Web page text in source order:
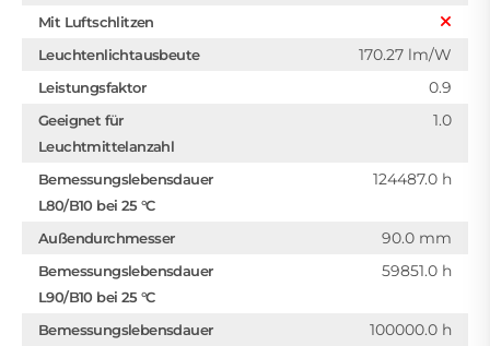
Mit Luftschlitzen
Leuchtenlichtausbeute
170.27 lm/W
Leistungsfaktor 0.9
Geeignet für
Leuchtmittelanzahl
1.0
Bemessungslebensdauer
L80/B10 bei 25 °C
124487.0 h
Außendurchmesser 90.0 mm
Bemessungslebensdauer
L90/B10 bei 25 °C
59851.0 h
Bemessungslebensdauer
100000.0 h